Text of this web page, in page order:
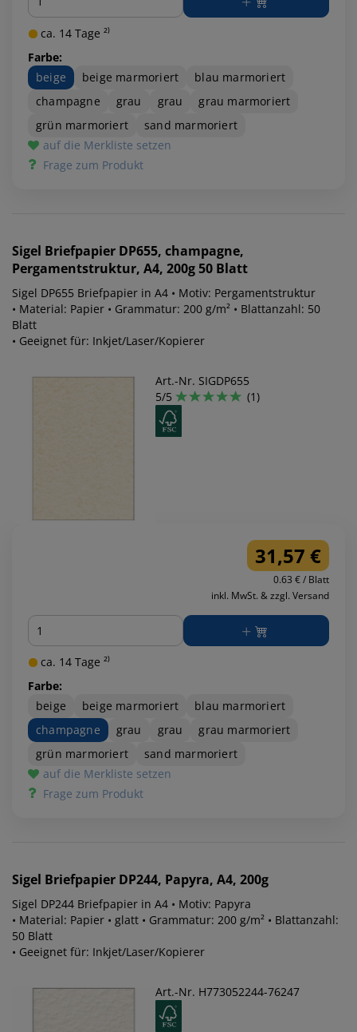
ca. 14 Tage ²⁾
Farbe:
beige
beige marmoriert
blau marmoriert
champagne
grau grau
grau marmoriert
grün marmoriert
sand marmoriert
auf die Merkliste setzen
Frage zum Produkt
Sigel Briefpapier DP655, champagne,
Pergamentstruktur, A4, 200g 50 Blatt
Sigel DP655 Briefpapier in A4 • Motiv: Pergamentstruktur
• Material: Papier • Grammatur: 200 g/m² • Blattanzahl: 50
Blatt
• Geeignet für: Inkjet/Laser/Kopierer
Art.-Nr. SIGDP655
5/5
(1)
31,57 €
0.63 € / Blatt
inkl. MwSt. & zzgl. Versand
Menge
ca. 14 Tage ²⁾
Farbe:
beige
beige marmoriert
blau marmoriert
champagne
grau grau
grau marmoriert
grün marmoriert
sand marmoriert
auf die Merkliste setzen
Frage zum Produkt
Sigel Briefpapier DP244, Papyra, A4, 200g
Sigel DP244 Briefpapier in A4 • Motiv: Papyra
• Material: Papier • glatt • Grammatur: 200 g/m² • Blattanzahl:
50 Blatt
• Geeignet für: Inkjet/Laser/Kopierer
Art.-Nr. H773052244-76247